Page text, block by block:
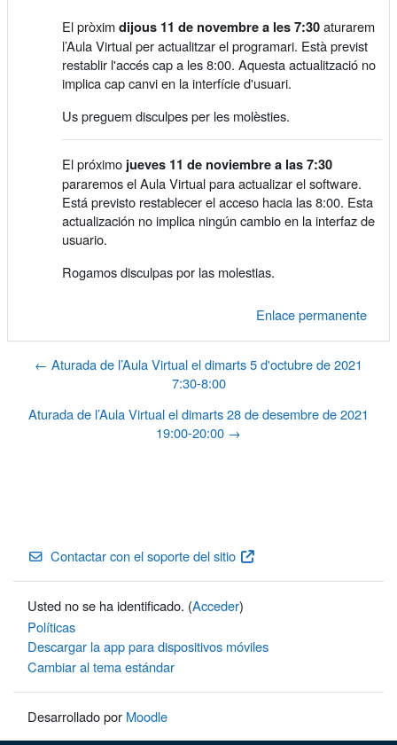
El pròximdijous 11 de novembre a les 7:30aturarem
l’Aula Virtual per actualitzar el programari. Està previst
restablir l'accés cap a les 8:00. Aquesta actualització no
implica cap canvi en la interfície d'usuari.
Us preguem disculpes per les molèsties.
El próximo jueves 11 de noviembre a las 7:30
pararemos el Aula Virtual para actualizar el software.
Está previsto restablecer el acceso hacia las 8:00. Esta
actualización no implica ningún cambio en la interfaz de
usuario.
Rogamos disculpas por las molestias.
Enlace permanente
← Aturada de l’Aula Virtual el dimarts 5 d'octubre de 2021
7:30-8:00
Aturada de l’Aula Virtual el dimarts 28 de desembre de 2021
19:00-20:00 →
Contactar con el soporte del sitio
Usted no se ha identificado. (Acceder)
Políticas
Descargar la app para dispositivos móviles
Cambiar al tema estándar
Desarrollado por Moodle